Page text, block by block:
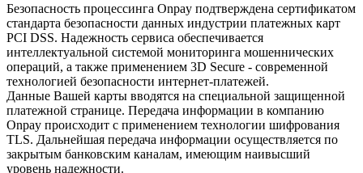
Безопасность процессинга Onpay подтверждена сертификатом
стандарта безопасности данных индустрии платежных карт
PCI DSS. Надежность сервиса обеспечивается
интеллектуальной системой мониторинга мошеннических
операций, а также применением 3D Secure - современной
технологией безопасности интернет-платежей.
Данные Вашей карты вводятся на специальной защищенной
платежной странице. Передача информации в компанию
Onpay происходит с применением технологии шифрования
TLS. Дальнейшая передача информации осуществляется по
закрытым банковским каналам, имеющим наивысший
уровень надежности.